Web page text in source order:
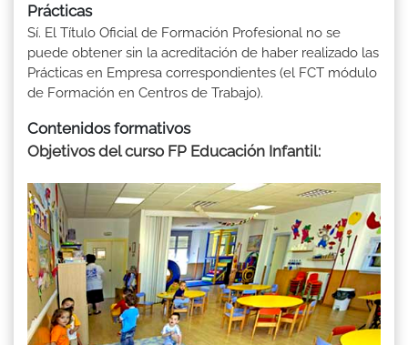
Prácticas
Sí. El Título Oficial de Formación Profesional no se
puede obtener sin la acreditación de haber realizado las
Prácticas en Empresa correspondientes (el FCT módulo
de Formación en Centros de Trabajo).
Contenidos formativos
Objetivos del curso FP Educación Infantil: